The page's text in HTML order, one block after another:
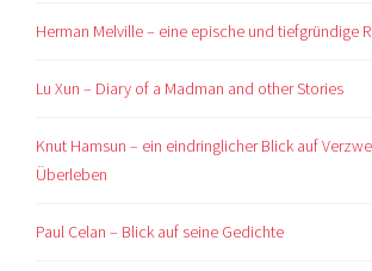
Herman Melville – eine epische und tiefgründige
Lu Xun – Diary of a Madman and other Stories
Knut Hamsun – ein eindringlicher Blick auf
Überleben
Paul Celan – Blick auf seine Gedichte